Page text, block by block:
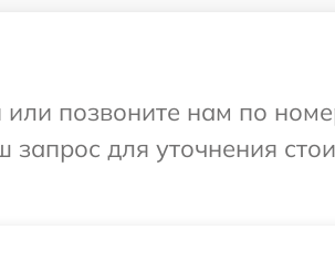
позвоните нам по
запрос для уточнения